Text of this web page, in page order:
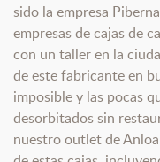
sido la empresa
empresas de cajas de
con un taller en la
de este fabricante en
imposible y las pocas
desorbitados sin
nuestro outlet de